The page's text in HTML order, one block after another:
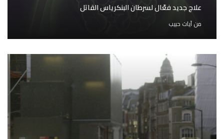
علاج جديد فعّال لسرطان البنكرياس القاتل
منآيات حبيب